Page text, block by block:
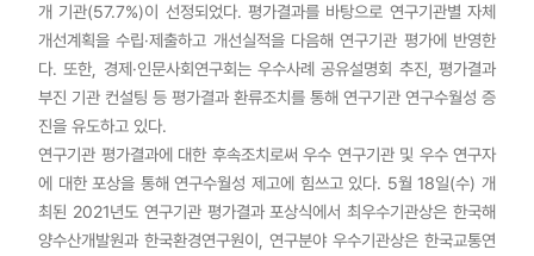
개 기관(57.7%)이 선정되었다. 평가결과를 바탕으로 연구기관별 자체
개선계획을 수립·제출하고 개선실적을 다음해 연구기관 평가에 반영한
다. 또한, 경제·인문사회연구회는 우수사례 공유설명회 추진, 평가결과
부진 기관 컨설팅 등 평가결과 환류조치를 통해 연구기관 연구수월성 증
진을 유도하고 있다.
연구기관 평가결과에 대한 후속조치로써 우수 연구기관 및 우수 연구자
에 대한 포상을 통해 연구수월성 제고에 힘쓰고 있다. 5월 18일(수) 개
최된 2021년도 연구기관 평가결과 포상식에서 최우수기관상은 한국해
양수산개발원과 한국환경연구원이, 연구분야 우수기관상은 한국교통연